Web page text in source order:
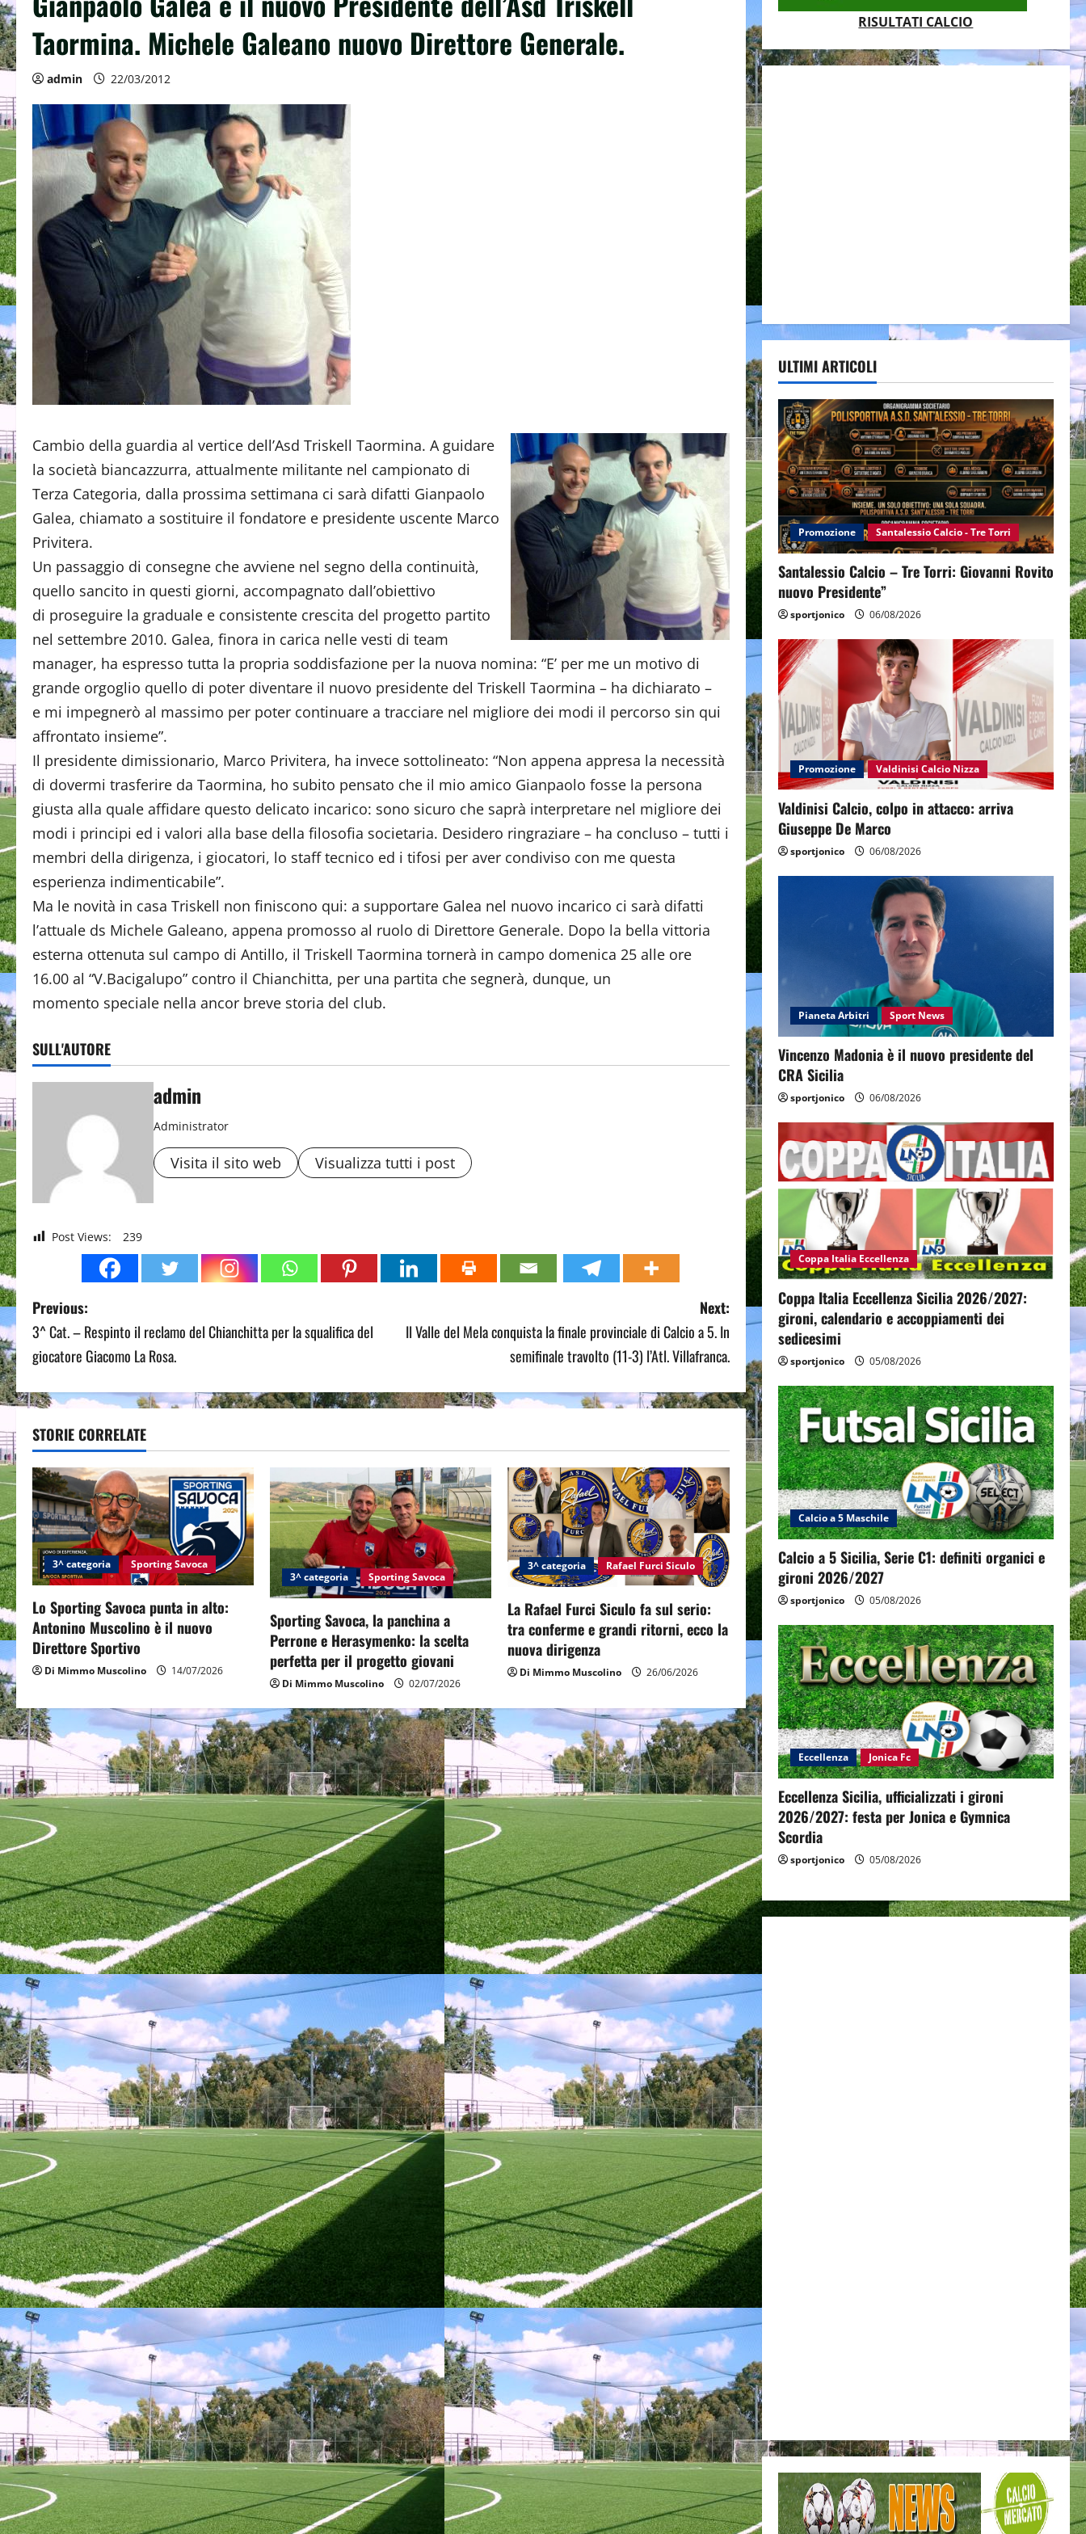
Taormina. Michele Galeano nuovo Direttore Generale.
admin 22/03/2012
Cambio della guardia al vertice dell’Asd Triskell Taormina. A guidare
la società biancazzurra, attualmente militante nel campionato di
Terza Categoria, dalla prossima settimana ci sarà difatti Gianpaolo
Galea, chiamato a sostituire il fondatore e presidente uscente Marco
Privitera.
Un passaggio di consegne che avviene nel segno della continuità,
quello sancito in questi giorni, accompagnato dall’obiettivo
di proseguire la graduale e consistente crescita del progetto partito
nel settembre 2010. Galea, finora in carica nelle vesti di team
manager, ha espresso tutta la propria soddisfazione per la nuova nomina: “E’ per me un motivo di
grande orgoglio quello di poter diventare il nuovo presidente del Triskell Taormina – ha dichiarato –
e mi impegnerò al massimo per poter continuare a tracciare nel migliore dei modi il percorso sin qui
affrontato insieme”.
Il presidente dimissionario, Marco Privitera, ha invece sottolineato: “Non appena appresa la necessità
di dovermi trasferire da Taormina, ho subito pensato che il mio amico Gianpaolo fosse la persona
giusta alla quale affidare questo delicato incarico: sono sicuro che saprà interpretare nel migliore dei
modi i principi ed i valori alla base della filosofia societaria. Desidero ringraziare – ha concluso – tutti i
membri della dirigenza, i giocatori, lo staff tecnico ed i tifosi per aver condiviso con me questa
esperienza indimenticabile”.
Ma le novità in casa Triskell non finiscono qui: a supportare Galea nel nuovo incarico ci sarà difatti
l’attuale ds Michele Galeano, appena promosso al ruolo di Direttore Generale. Dopo la bella vittoria
esterna ottenuta sul campo di Antillo, il Triskell Taormina tornerà in campo domenica 25 alle ore
16.00 al “V.Bacigalupo” contro il Chianchitta, per una partita che segnerà, dunque, un
momento speciale nella ancor breve storia del club.
SULL'AUTORE
admin
Administrator
Visita il sito web Visualizza tutti i post
Post Views: 239
P
o
t
n
a
v
i
g
a
t
i
o
n
Previous:
3^ Cat. – Respinto il reclamo del Chianchitta per la squalifica del
giocatore Giacomo La Rosa.
Next:
Il Valle del Mela conquista la finale provinciale di Calcio a 5. In
semifinale travolto (11-3) l’Atl. Villafranca.
STORIE CORRELATE
3^ categoria Sporting Savoca
Lo Sporting Savoca punta in alto:
Antonino Muscolino è il nuovo
Direttore Sportivo
Di Mimmo Muscolino 14/07/2026
3^ categoria Sporting Savoca
Sporting Savoca, la panchina a
Perrone e Herasymenko: la scelta
perfetta per il progetto giovani
Di Mimmo Muscolino 02/07/2026
3^ categoria Rafael Furci Siculo
La Rafael Furci Siculo fa sul serio:
tra conferme e grandi ritorni, ecco la
nuova dirigenza
Di Mimmo Muscolino 26/06/2026
RISULTATI CALCIO
ULTIMI ARTICOLI
Promozione Santalessio Calcio - Tre Torri
Santalessio Calcio – Tre Torri: Giovanni Rovito
nuovo Presidente”
sportjonico 06/08/2026
Promozione Valdinisi Calcio Nizza
Valdinisi Calcio, colpo in attacco: arriva
Giuseppe De Marco
sportjonico 06/08/2026
Pianeta Arbitri Sport News
Vincenzo Madonia è il nuovo presidente del
CRA Sicilia
sportjonico 06/08/2026
Coppa Italia Eccellenza
Coppa Italia Eccellenza Sicilia 2026/2027:
gironi, calendario e accoppiamenti dei
sedicesimi
sportjonico 05/08/2026
Calcio a 5 Maschile
Calcio a 5 Sicilia, Serie C1: definiti organici e
gironi 2026/2027
sportjonico 05/08/2026
Eccellenza Jonica Fc
Eccellenza Sicilia, ufficializzati i gironi
2026/2027: festa per Jonica e Gymnica
Scordia
sportjonico 05/08/2026